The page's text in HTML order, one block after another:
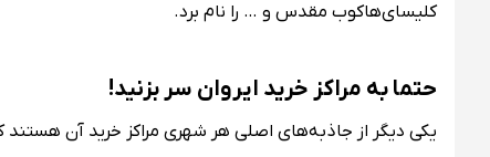
کلیسای‌هاکوب مقدس و … را نام برد.
حتما به مراکز خرید ایروان سر بزنید!
یکی دیگر از جاذبه‌های اصلی هر شهری مراکز خرید آن